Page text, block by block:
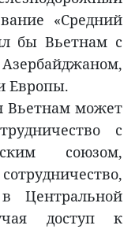
«Средний
бы Вьетнам с
Европы.
Вьетнам может
с
союзом,
Центральной
доступ к